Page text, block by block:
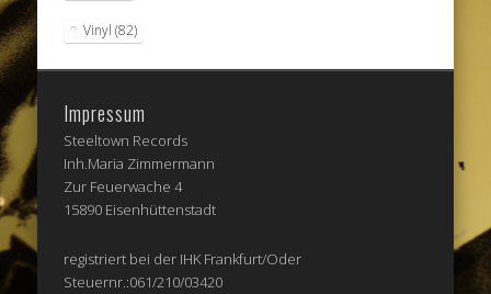
Vinyl (82)
Impressum
Steeltown Records
Inh.Maria Zimmermann
Zur Feuerwache 4
15890 Eisenhüttenstadt
registriert bei der IHK Frankfurt/Oder
Steuernr.:061/210/03420